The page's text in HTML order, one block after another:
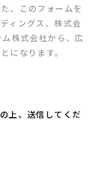
、このフォームを
ィングス、株式会
株式会社から、広
になります。
上、送信してくだ